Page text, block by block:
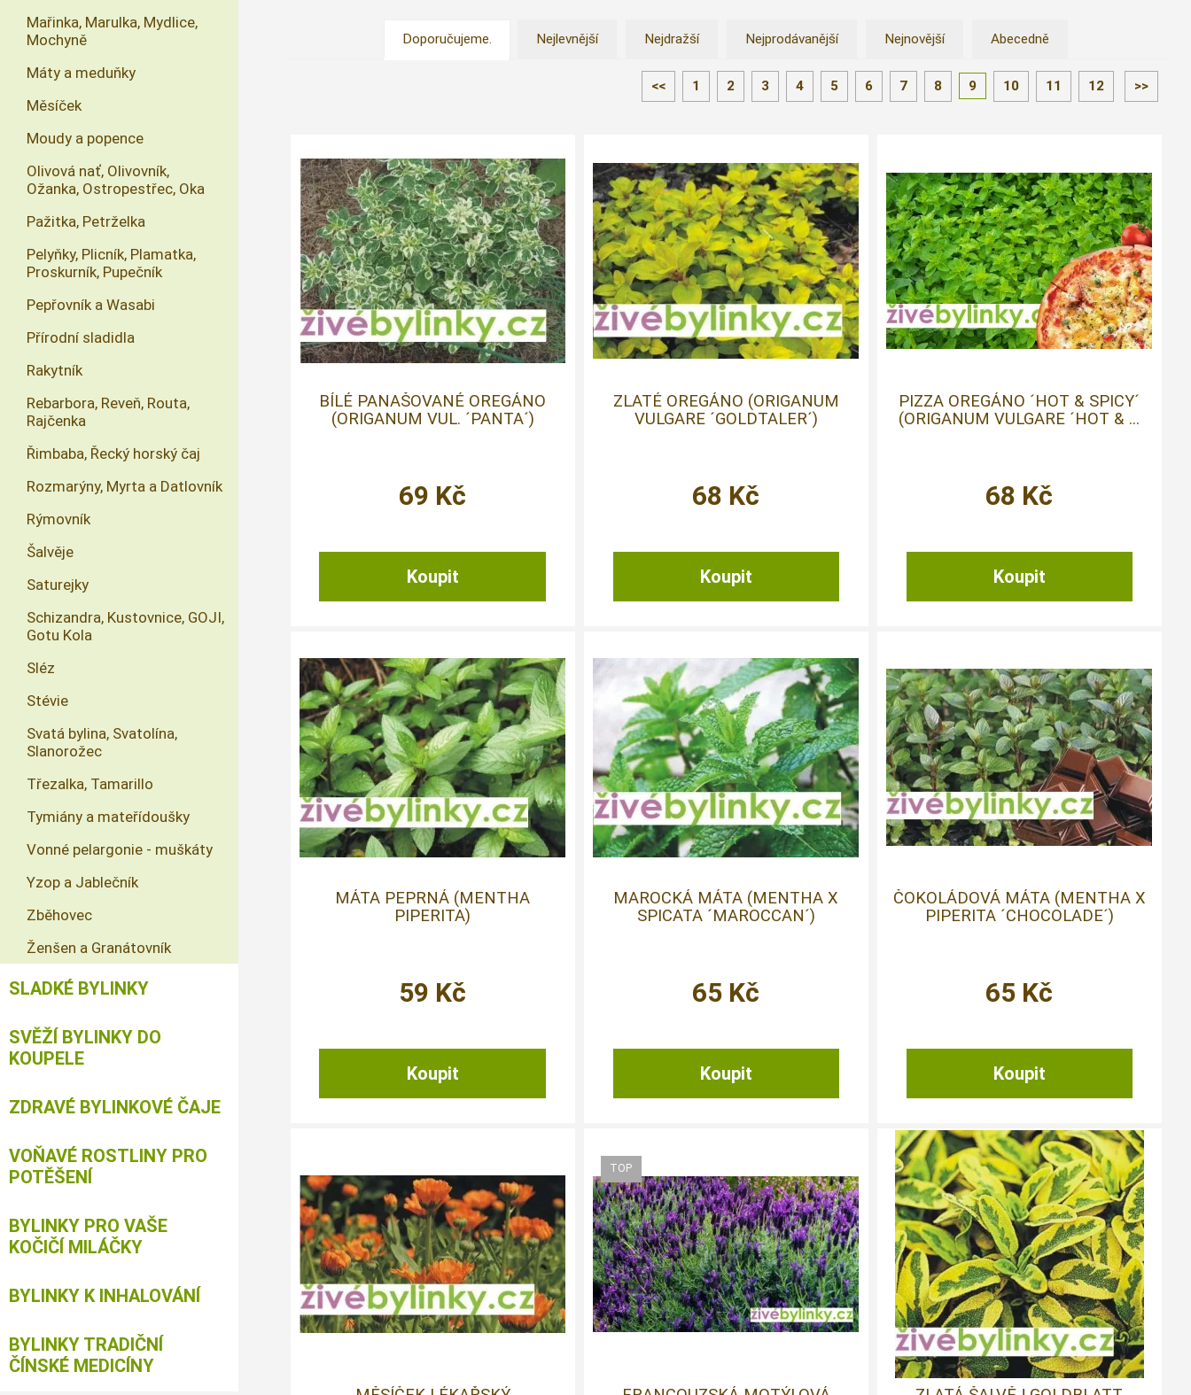
Doporučujeme. Nejlevnější Nejdražší Nejprodávanější Nejnovější Abecedně
<< 1 2 3 4 5 6 7 8 9 10 11 12 >>
BÍLÉ PANAŠOVANÉ OREGÁNO
(ORIGANUM VUL. ´PANTA´)
69 Kč
ZLATÉ OREGÁNO (ORIGANUM
VULGARE ´GOLDTALER´)
68 Kč
PIZZA OREGÁNO ´HOT & SPICY´
(ORIGANUM VULGARE ´HOT & ...
68 Kč
MÁTA PEPRNÁ (MENTHA
PIPERITA)
59 Kč
MAROCKÁ MÁTA (MENTHA X
SPICATA ´MAROCCAN´)
65 Kč
ČOKOLÁDOVÁ MÁTA (MENTHA X
PIPERITA ´CHOCOLADE´)
65 Kč
Mařinka, Marulka, Mydlice,
Mochyně
Máty a meduňky
Měsíček
Moudy a popence
Olivová nať, Olivovník,
Ožanka, Ostropestřec, Oka
Pažitka, Petrželka
Pelyňky, Plicník, Plamatka,
Proskurník, Pupečník
Pepřovník a Wasabi
Přírodní sladidla
Rakytník
Rebarbora, Reveň, Routa,
Rajčenka
Řimbaba, Řecký horský čaj
Rozmarýny, Myrta a Datlovník
Rýmovník
Šalvěje
Saturejky
Schizandra, Kustovnice, GOJI,
Gotu Kola
Sléz
Stévie
Svatá bylina, Svatolína,
Slanorožec
Třezalka, Tamarillo
Tymiány a mateřídoušky
Vonné pelargonie - muškáty
Yzop a Jablečník
Zběhovec
Ženšen a Granátovník
SLADKÉ BYLINKY
SVĚŽÍ BYLINKY DO
KOUPELE
ZDRAVÉ BYLINKOVÉ ČAJE
VOŇAVÉ ROSTLINY PRO
POTĚŠENÍ
BYLINKY PRO VAŠE
KOČIČÍ MILÁČKY
BYLINKY K INHALOVÁNÍ
BYLINKY TRADIČNÍ
ČÍNSKÉ MEDICÍNY